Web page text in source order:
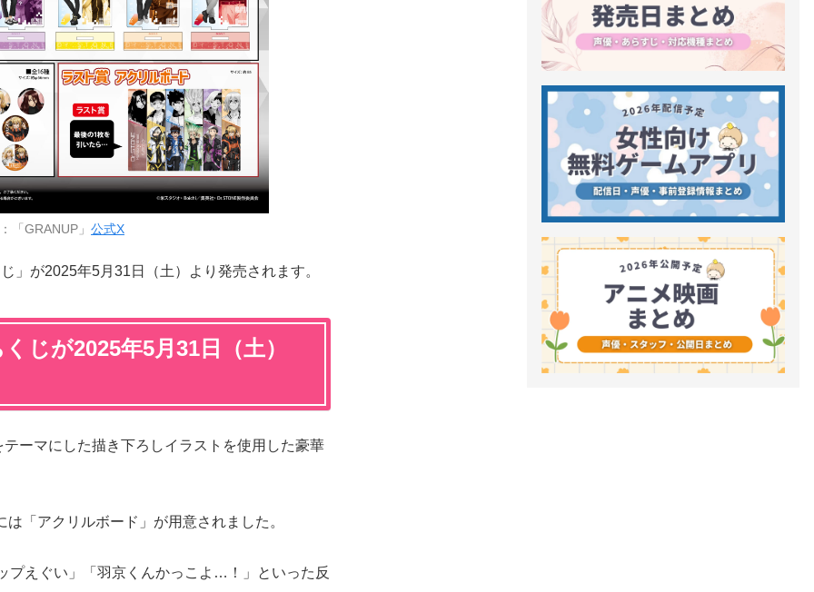
「GRANUP」 公式X
」が2025年5月31日（土）より発売されます。
じが2025年5月31日（土）
ーマにした描き下ろしイラストを使用した豪華
「アクリルボード」が用意されました。
プえぐい」「羽京くんかっこよ…！」といった反